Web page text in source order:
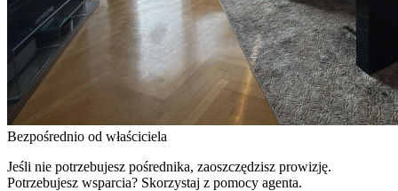
Bezpośrednio od właściciela
Jeśli nie potrzebujesz pośrednika, zaoszczędzisz prowizję.
Potrzebujesz wsparcia? Skorzystaj z pomocy agenta.